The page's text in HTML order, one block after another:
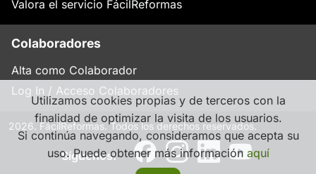
Utilizamos cookies propias y de terceros con la
finalidad de optimizar la visita de los usuarios.
Si continúa navegando, consideramos que acepta su
uso. Puede obtener más información aquí
Valora el servicio FácilReformas
Colaboradores
Alta como Colaborador
Log In / Acceso Colaboradores
2026. FácilReformas. Todos los derechos reservados.
Síguenos: